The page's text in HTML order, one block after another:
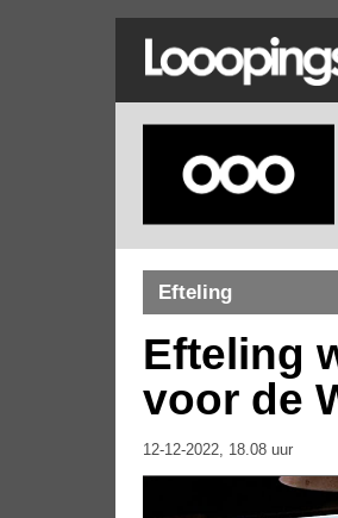
Efteling
Efteling
voor de
12-12-2022, 18.08 uur